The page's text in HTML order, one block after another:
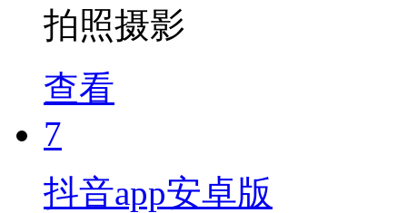
拍照摄影
查看
7
抖音app安卓版